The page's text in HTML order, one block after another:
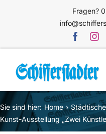
Fragen?
Home
Themen
Sie sind hier: Home
Kunst-Ausstellung „Zwei